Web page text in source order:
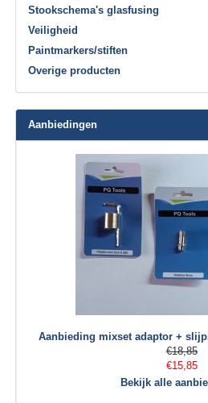
Stookschema's glasfusing
Veiligheid
Paintmarkers/stiften
Overige producten
Aanbiedingen
Aanbieding mixset adaptor +
€18,85
€15,85
Bekijk alle